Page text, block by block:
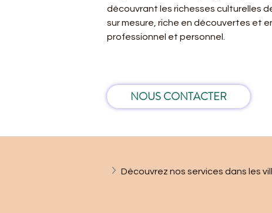
découvrant les richesses culturelles
sur mesure, riche en découvertes et
professionnel et personnel.
NOUS CONTACTER
Découvrez nos services dans les